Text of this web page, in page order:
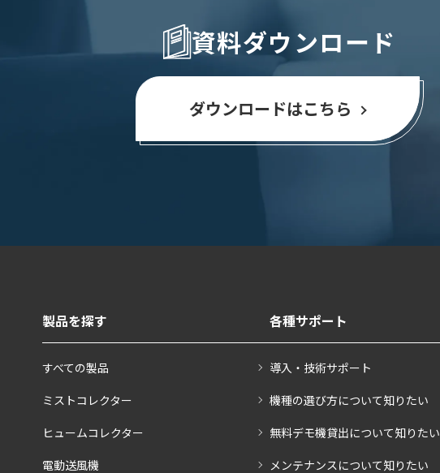
資料ダウンロード
ダウンロードはこちら
製品を探す
すべての製品
ミストコレクター
ヒュームコレクター
電動送風機
各種サポート
導入・技術サポート
機種の選び方について知りたい
無料デモ機貸出について知りたい
メンテナンスについて知りたい